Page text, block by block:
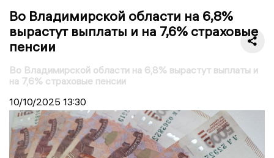
Во Владимирской области на 6,8%
вырастут выплаты и на 7,6% страховые
пенсии
Во Владимирской области на 6,8% вырастут выплаты и
на 7,6% страховые пенсии
10/10/2025 13:30